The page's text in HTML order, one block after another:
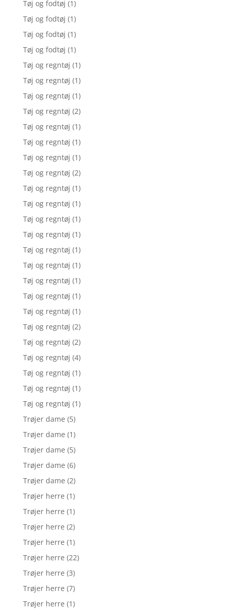
Tøj og fodtøj (1)
Tøj og fodtøj (1)
Tøj og fodtøj (1)
Tøj og fodtøj (1)
Tøj og regntøj (1)
Tøj og regntøj (1)
Tøj og regntøj (1)
Tøj og regntøj (2)
Tøj og regntøj (1)
Tøj og regntøj (1)
Tøj og regntøj (1)
Tøj og regntøj (2)
Tøj og regntøj (1)
Tøj og regntøj (1)
Tøj og regntøj (1)
Tøj og regntøj (1)
Tøj og regntøj (1)
Tøj og regntøj (1)
Tøj og regntøj (1)
Tøj og regntøj (1)
Tøj og regntøj (1)
Tøj og regntøj (2)
Tøj og regntøj (2)
Tøj og regntøj (4)
Tøj og regntøj (1)
Tøj og regntøj (1)
Tøj og regntøj (1)
Trøjer dame (5)
Trøjer dame (1)
Trøjer dame (5)
Trøjer dame (6)
Trøjer dame (2)
Trøjer herre (1)
Trøjer herre (1)
Trøjer herre (2)
Trøjer herre (1)
Trøjer herre (22)
Trøjer herre (3)
Trøjer herre (7)
Trøjer herre (1)